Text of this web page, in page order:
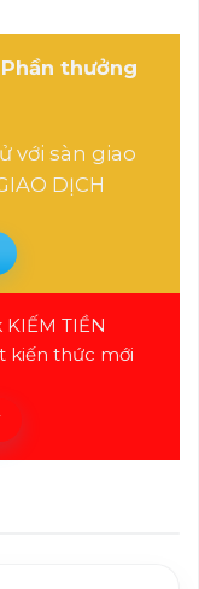
thưởng
với sàn giao
DỊCH
TIỀN
kiến thức mới